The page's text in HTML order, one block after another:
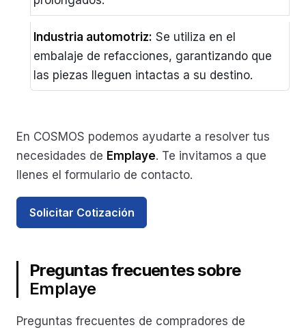
Industria automotriz: Se utiliza en el
embalaje de refacciones, garantizando que
las piezas lleguen intactas a su destino.
En COSMOS podemos ayudarte a resolver tus
necesidades de Emplaye. Te invitamos a que
llenes el formulario de contacto.
Solicitar Cotización
Preguntas frecuentes sobre
Emplaye
Preguntas frecuentes de compradores de